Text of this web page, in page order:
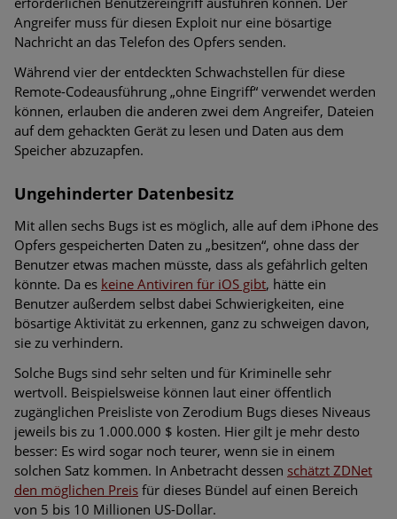
Angreifer muss für diesen Exploit nur eine bösartige
Nachricht an das Telefon des Opfers senden.
Während vier der entdeckten Schwachstellen für diese
Remote-Codeausführung „ohne Eingriff“ verwendet werden
können, erlauben die anderen zwei dem Angreifer, Dateien
auf dem gehackten Gerät zu lesen und Daten aus dem
Speicher abzuzapfen.
Ungehinderter Datenbesitz
Mit allen sechs Bugs ist es möglich, alle auf dem iPhone des
Opfers gespeicherten Daten zu „besitzen“, ohne dass der
Benutzer etwas machen müsste, dass als gefährlich gelten
könnte. Da es keine Antiviren für iOS gibt, hätte ein
Benutzer außerdem selbst dabei Schwierigkeiten, eine
bösartige Aktivität zu erkennen, ganz zu schweigen davon,
sie zu verhindern.
Solche Bugs sind sehr selten und für Kriminelle sehr
wertvoll. Beispielsweise können laut einer öffentlich
zugänglichen Preisliste von Zerodium Bugs dieses Niveaus
jeweils bis zu 1.000.000 $ kosten. Hier gilt je mehr desto
besser: Es wird sogar noch teurer, wenn sie in einem
solchen Satz kommen. In Anbetracht dessen schätzt ZDNet
den möglichen Preis für dieses Bündel auf einen Bereich
von 5 bis 10 Millionen US-Dollar.